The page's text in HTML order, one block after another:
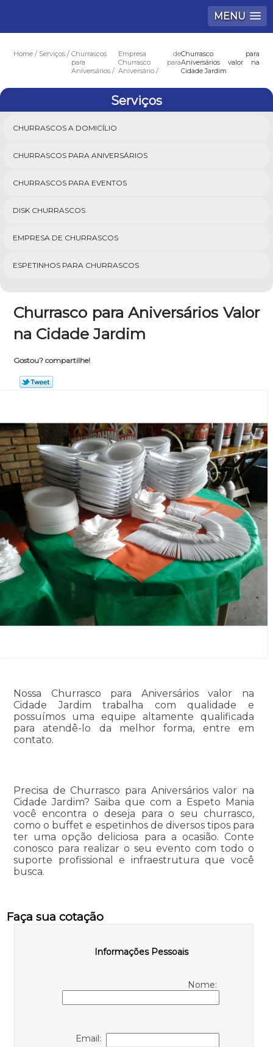
MENU
Home Serviços
Churrascos
para
Aniversários
Empresa de
Churrasco para
Aniversário
Churrasco para
Aniversários valor na
Cidade Jardim
Serviços
CHURRASCOS A DOMICÍLIO
CHURRASCOS PARA ANIVERSÁRIOS
CHURRASCOS PARA EVENTOS
DISK CHURRASCOS
EMPRESA DE CHURRASCOS
ESPETINHOS PARA CHURRASCOS
Churrasco para Aniversários Valor
na Cidade Jardim
Gostou? compartilhe!
Nossa Churrasco para Aniversários valor na
Cidade Jardim trabalha com qualidade e
possuímos uma equipe altamente qualificada
para atendê-lo da melhor forma, entre em
contato.
Precisa de Churrasco para Aniversários valor na
Cidade Jardim? Saiba que com a Espeto Mania
você encontra o deseja para o seu churrasco,
como o buffet e espetinhos de diversos tipos para
ter uma opção deliciosa para a ocasião. Conte
conosco para realizar o seu evento com todo o
suporte profissional e infraestrutura que você
busca.
Faça sua cotação
Informações Pessoais
Nome:
Email: